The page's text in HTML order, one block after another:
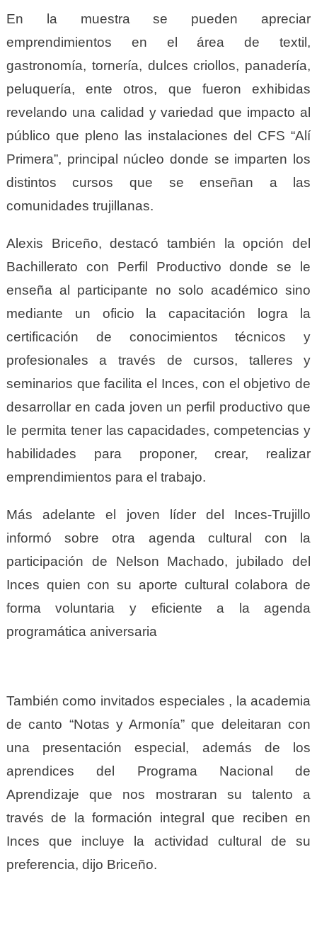
En la muestra se pueden apreciar
emprendimientos en el área de textil,
gastronomía, tornería, dulces criollos, panadería,
peluquería, ente otros, que fueron exhibidas
revelando una calidad y variedad que impacto al
público que pleno las instalaciones del CFS “Alí
Primera”, principal núcleo donde se imparten los
distintos cursos que se enseñan a las
comunidades trujillanas.
Alexis Briceño, destacó también la opción del
Bachillerato con Perfil Productivo donde se le
enseña al participante no solo académico sino
mediante un oficio la capacitación logra la
certificación de conocimientos técnicos y
profesionales a través de cursos, talleres y
seminarios que facilita el Inces, con el objetivo de
desarrollar en cada joven un perfil productivo que
le permita tener las capacidades, competencias y
habilidades para proponer, crear, realizar
emprendimientos para el trabajo.
Más adelante el joven líder del Inces-Trujillo
informó sobre otra agenda cultural con la
participación de Nelson Machado, jubilado del
Inces quien con su aporte cultural colabora de
forma voluntaria y eficiente a la agenda
programática aniversaria
También como invitados especiales , la academia
de canto “Notas y Armonía” que deleitaran con
una presentación especial, además de los
aprendices del Programa Nacional de
Aprendizaje que nos mostraran su talento a
través de la formación integral que reciben en
Inces que incluye la actividad cultural de su
preferencia, dijo Briceño.